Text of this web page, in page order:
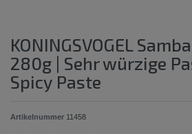
KONINGSVOGEL
280g | Sehr würzige
Spicy Paste
Artikelnummer 11458